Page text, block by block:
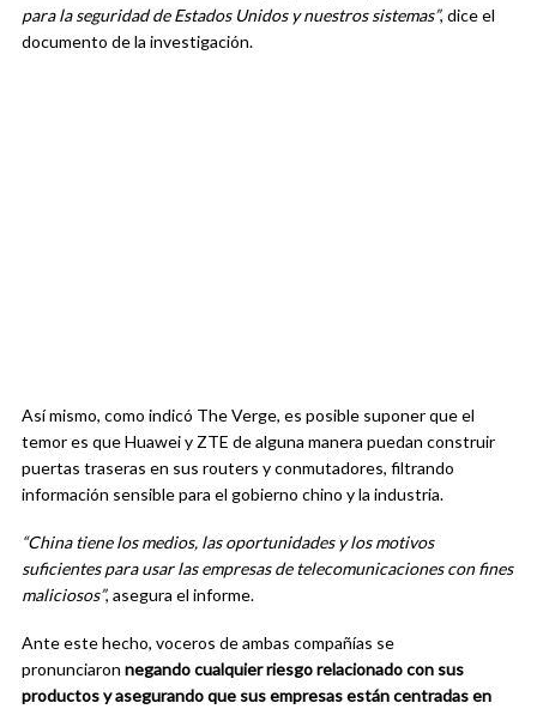
para la seguridad de Estados Unidos y nuestros sistemas”, dice el
documento de la investigación.
Así mismo, como indicó The Verge, es posible suponer que el
temor es que Huawei y ZTE de alguna manera puedan construir
puertas traseras en sus routers y conmutadores, filtrando
información sensible para el gobierno chino y la industria.
“China tiene los medios, las oportunidades y los motivos
suficientes para usar las empresas de telecomunicaciones con fines
maliciosos”, asegura el informe.
Ante este hecho, voceros de ambas compañías se
pronunciaron negando cualquier riesgo relacionado con sus
productos y asegurando que sus empresas están centradas en